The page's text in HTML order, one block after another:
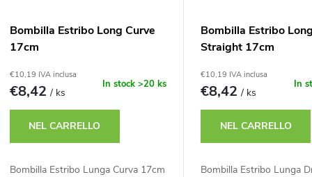
Bombilla Estribo Long Curve
17cm
€10,19 IVA inclusa
€8,42/ ks
In stock>20 ks
NEL CARRELLO
Bombilla Estribo Lunga Curva 17cm
Bombilla Estribo
Straight 17cm
€10,19 IVA inclusa
€8,42/ ks
In
NEL CARRELLO
Bombilla Estribo Lunga